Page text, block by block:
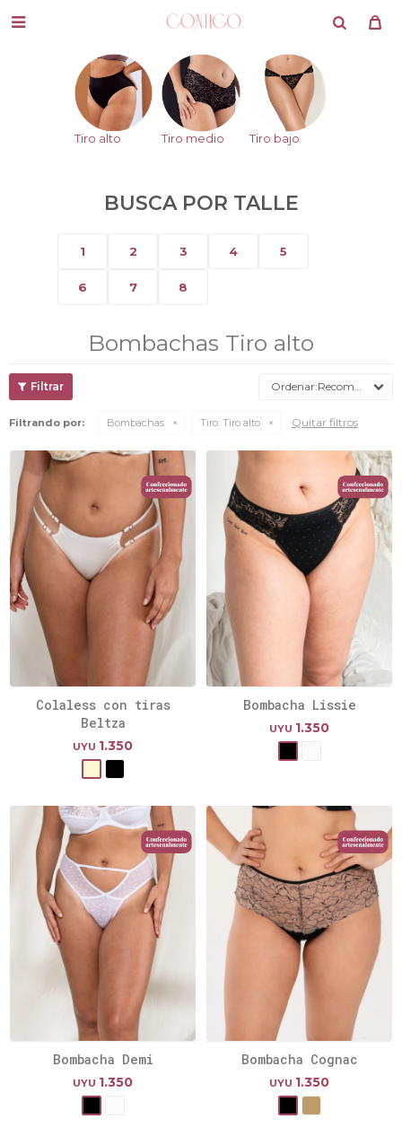

Tiro alto Tiro medio Tiro bajo
BUSCA POR TALLE
1 2 3 4 5
6 7 8
Bombachas Tiro alto
Recomendados
Filtrando por: Bombachas Tiro: Tiro alto Quitar filtros
Colaless con tiras
Beltza
UYU 1.350
Bombacha Lissie
UYU 1.350
Bombacha Demi
UYU 1.350
Bombacha Cognac
UYU 1.350